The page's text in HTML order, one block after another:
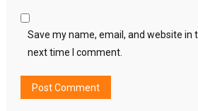
Save my name, email, and website in
next time I comment.